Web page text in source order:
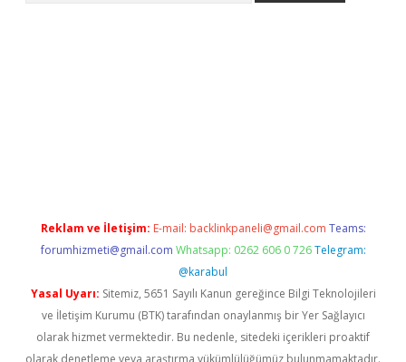
Reklam ve İletişim: E-mail: backlinkpaneli@gmail.com Teams:
forumhizmeti@gmail.com Whatsapp: 0262 606 0 726 Telegram:
@karabul
Yasal Uyarı: Sitemiz, 5651 Sayılı Kanun gereğince Bilgi Teknolojileri
ve İletişim Kurumu (BTK) tarafından onaylanmış bir Yer Sağlayıcı
olarak hizmet vermektedir. Bu nedenle, sitedeki içerikleri proaktif
olarak denetleme veya araştırma yükümlülüğümüz bulunmamaktadır.